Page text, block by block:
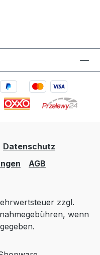
Datenschutz
AGB
zzgl.
wenn